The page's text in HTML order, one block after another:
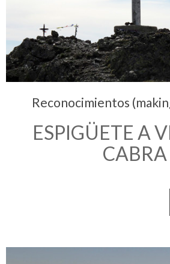
Reconocimientos
ESPIGÜETE A
CABRA